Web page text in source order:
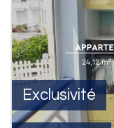
Exclusivité